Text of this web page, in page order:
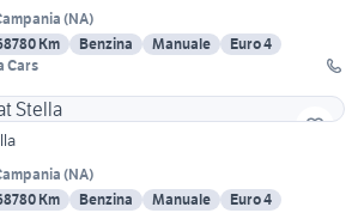
(NA)
Km Benzina Manuale
Euro 4
Cars
(NA)
Km Benzina Manuale
Euro 4